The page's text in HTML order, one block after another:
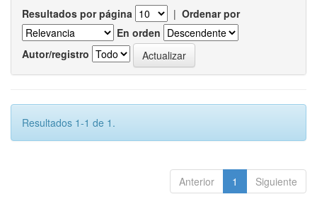
Resultados por página | Ordenar por
En orden
Autor/registro
Resultados 1-1 de 1.
Anterior 1 Siguiente